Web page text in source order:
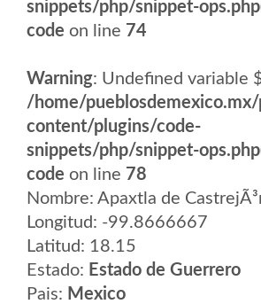
snippets/php/snippet-
code on line 74
Warning: Undefined variable
/home/
content/plugins/code-
snippets/php/snippet-
code on line 78
Nombre: Apaxtla de
Longitud: -99.8666667
Latitud: 18.15
Estado: Estado de Guerrero
Pais: Mexico